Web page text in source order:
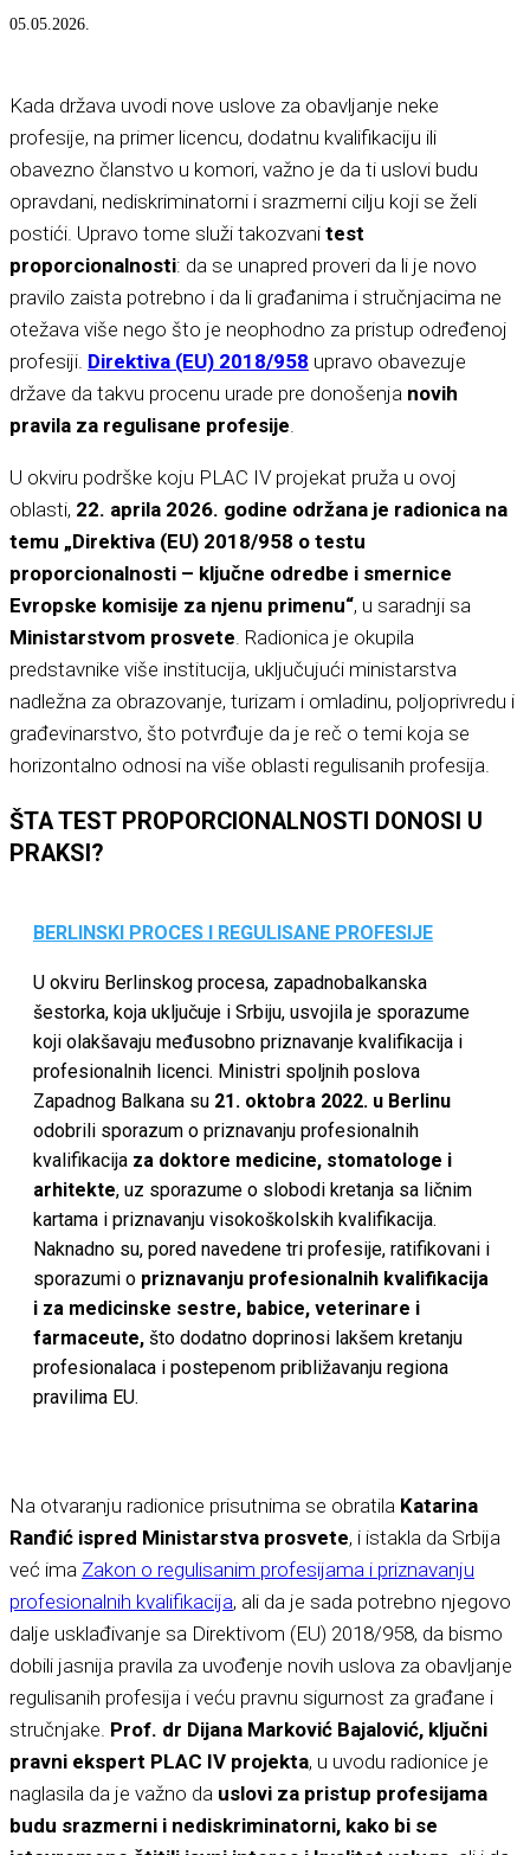
05.05.2026.
Kada država uvodi nove uslove za obavljanje neke
profesije, na primer licencu, dodatnu kvalifikaciju ili
obavezno članstvo u komori, važno je da ti uslovi budu
opravdani, nediskriminatorni i srazmerni cilju koji se želi
postići. Upravo tome služi takozvani test
proporcionalnosti: da se unapred proveri da li je novo
pravilo zaista potrebno i da li građanima i stručnjacima ne
otežava više nego što je neophodno za pristup određenoj
profesiji. Direktiva (EU) 2018/958 upravo obavezuje
države da takvu procenu urade pre donošenja novih
pravila za regulisane profesije.
U okviru podrške koju PLAC IV projekat pruža u ovoj
oblasti, 22. aprila 2026. godine održana je radionica na
temu „Direktiva (EU) 2018/958 o testu
proporcionalnosti – ključne odredbe i smernice
Evropske komisije za njenu primenu“, u saradnji sa
Ministarstvom prosvete. Radionica je okupila
predstavnike više institucija, uključujući ministarstva
nadležna za obrazovanje, turizam i omladinu, poljoprivredu i
građevinarstvo, što potvrđuje da je reč o temi koja se
horizontalno odnosi na više oblasti regulisanih profesija.
ŠTA TEST PROPORCIONALNOSTI DONOSI U
PRAKSI?
BERLINSKI PROCES I REGULISANE PROFESIJE
U okviru Berlinskog procesa, zapadnobalkanska
šestorka, koja uključuje i Srbiju, usvojila je sporazume
koji olakšavaju međusobno priznavanje kvalifikacija i
profesionalnih licenci. Ministri spoljnih poslova
Zapadnog Balkana su 21. oktobra 2022. u Berlinu
odobrili sporazum o priznavanju profesionalnih
kvalifikacija za doktore medicine, stomatologe i
arhitekte, uz sporazume o slobodi kretanja sa ličnim
kartama i priznavanju visokoškolskih kvalifikacija.
Naknadno su, pored navedene tri profesije, ratifikovani i
sporazumi o priznavanju profesionalnih kvalifikacija
i za medicinske sestre, babice, veterinare i
farmaceute, što dodatno doprinosi lakšem kretanju
profesionalaca i postepenom približavanju regiona
pravilima EU.
Na otvaranju radionice prisutnima se obratila Katarina
Ranđić ispred Ministarstva prosvete, i istakla da Srbija
već ima Zakon o regulisanim profesijama i priznavanju
profesionalnih kvalifikacija, ali da je sada potrebno njegovo
dalje usklađivanje sa Direktivom (EU) 2018/958, da bismo
dobili jasnija pravila za uvođenje novih uslova za obavljanje
regulisanih profesija i veću pravnu sigurnost za građane i
stručnjake. Prof. dr Dijana Marković Bajalović, ključni
pravni ekspert PLAC IV projekta, u uvodu radionice je
naglasila da je važno da uslovi za pristup profesijama
budu srazmerni i nediskriminatorni, kako bi se